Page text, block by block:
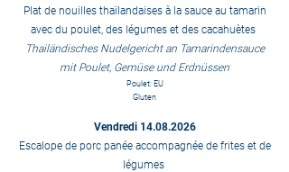
Plat de nouilles thaïlandaises à la sauce au tamarin
avec du poulet, des légumes et des cacahuètes
Thailändisches Nudelgericht an Tamarindensauce
mit Poulet, Gemüse und Erdnüssen
Poulet: EU
Gluten
Vendredi 14.08.2026
Escalope de porc panée accompagnée de frites et de
légumes